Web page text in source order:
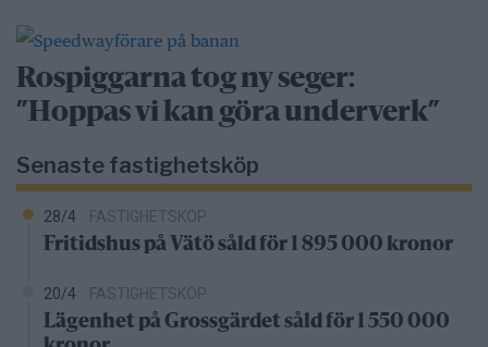
Rospiggarna tog ny seger:
”Hoppas vi kan göra underverk”
Senaste fastighetsköp
28/4 FASTIGHETSKÖP
Fritidshus på Vätö såld för 1 895 000 kronor
20/4 FASTIGHETSKÖP
Lägenhet på Grossgärdet såld för 1 550 000